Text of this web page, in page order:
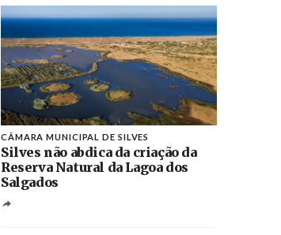
CÂMARA MUNICIPAL DE SILVES
Silves não abdica da criação da
Reserva Natural da Lagoa dos
Salgados